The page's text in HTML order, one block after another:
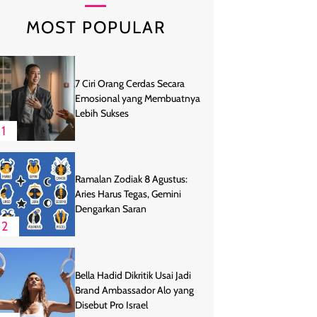
MOST POPULAR
1
7 Ciri Orang Cerdas Secara
Emosional yang Membuatnya
Lebih Sukses
2
Ramalan Zodiak 8 Agustus:
Aries Harus Tegas, Gemini
Dengarkan Saran
Bella Hadid Dikritik Usai Jadi
Brand Ambassador Alo yang
Disebut Pro Israel